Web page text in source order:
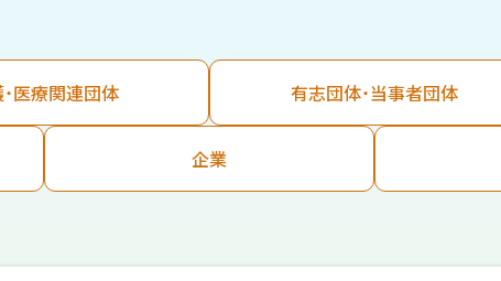
医療関連団体 有志団体・当事者団体
企業